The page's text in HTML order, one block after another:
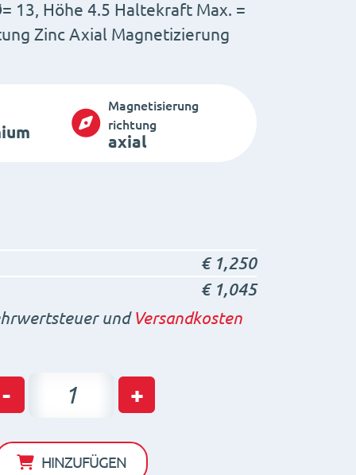
13, Höhe 4.5 Haltekraft Max. =
Zinc Axial Magnetizierung
Magnetisierung
richtung
axial
€1,250
€1,045
und Versandkosten
-
Haftmagnet
13
+
HINZUFÜGEN